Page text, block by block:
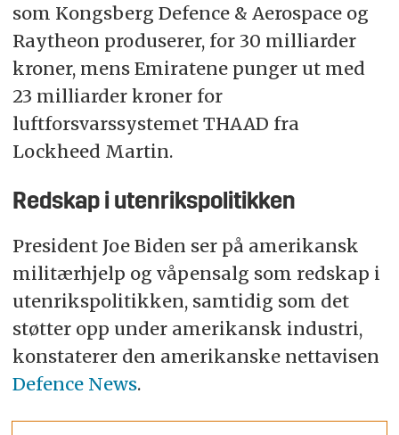
som Kongsberg Defence & Aerospace og
Raytheon produserer, for 30 milliarder
kroner, mens Emiratene punger ut med
23 milliarder kroner for
luftforsvarssystemet THAAD fra
Lockheed Martin.
Redskap i utenrikspolitikken
President Joe Biden ser på amerikansk
militærhjelp og våpensalg som redskap i
utenrikspolitikken, samtidig som det
støtter opp under amerikansk industri,
konstaterer den amerikanske nettavisen
Defence News.